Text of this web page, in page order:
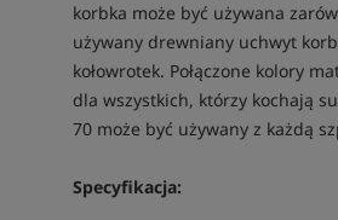
korbka może być używana
używany drewniany uchwyt
kołowrotek. Połączone kolory
dla wszystkich, którzy kochają
70 może być używany z każdą
Specyfikacja: